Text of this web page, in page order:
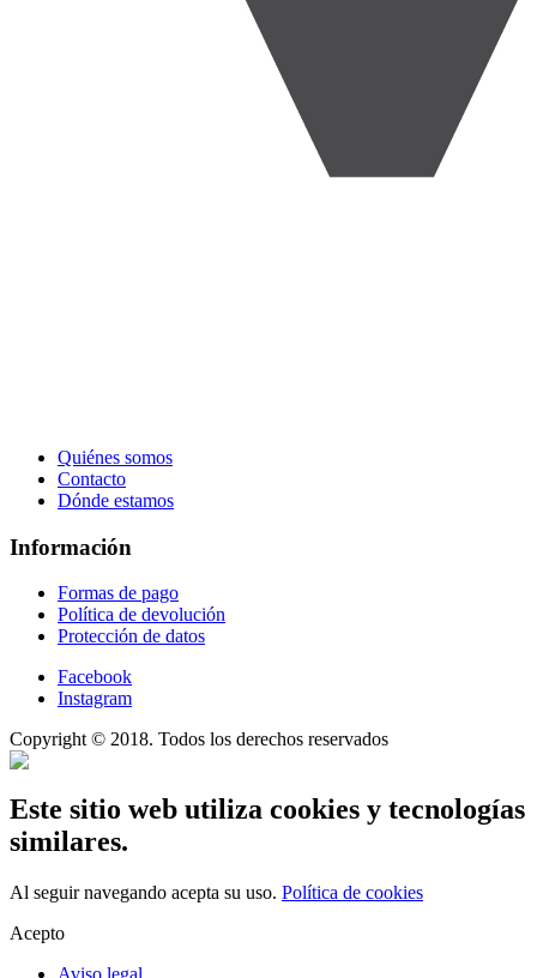
Quiénes somos
Contacto
Dónde estamos
Información
Formas de pago
Política de devolución
Protección de datos
Facebook
Instagram
Copyright © 2018. Todos los derechos reservados
Este sitio web utiliza cookies y tecnologías
similares.
Al seguir navegando acepta su uso. Política de cookies
Acepto